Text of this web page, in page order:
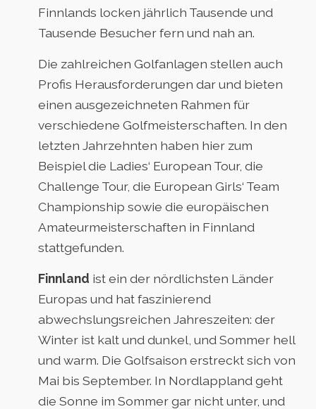
Finnlands locken jährlich Tausende und
Tausende Besucher fern und nah an.
Die zahlreichen Golfanlagen stellen auch
Profis Herausforderungen dar und bieten
einen ausgezeichneten Rahmen für
verschiedene Golfmeisterschaften. In den
letzten Jahrzehnten haben hier zum
Beispiel die Ladies‘ European Tour, die
Challenge Tour, die European Girls‘ Team
Championship sowie die europäischen
Amateurmeisterschaften in Finnland
stattgefunden.
Finnland ist ein der nördlichsten Länder
Europas und hat faszinierend
abwechslungsreichen Jahreszeiten: der
Winter ist kalt und dunkel, und Sommer hell
und warm. Die Golfsaison erstreckt sich von
Mai bis September. In Nordlappland geht
die Sonne im Sommer gar nicht unter, und